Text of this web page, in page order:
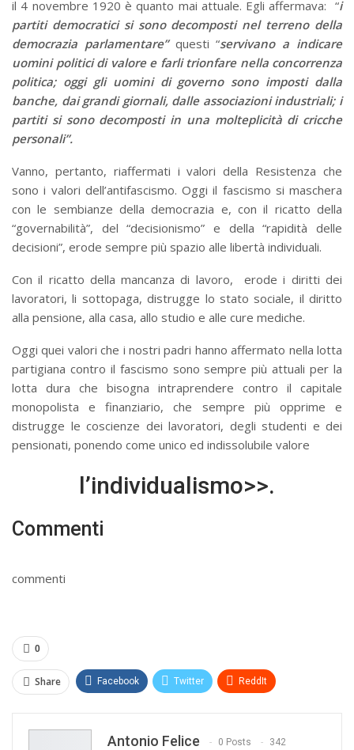
il 4 novembre 1920 è quanto mai attuale. Egli affermava: “i
partiti democratici si sono decomposti nel terreno della
democrazia parlamentare”questi “servivano a indicare
uomini politici di valore e farli trionfare nella concorrenza
politica; oggi gli uomini di governo sono imposti dalla
banche, dai grandi giornali, dalle associazioni industriali; i
partiti si sono decomposti in una molteplicità di cricche
personali”.
Vanno, pertanto, riaffermati i valori della Resistenza che
sono i valori dell’antifascismo. Oggi il fascismo si maschera
con le sembianze della democrazia e, con il ricatto della
“governabilità”, del “decisionismo” e della “rapidità delle
decisioni”, erode sempre più spazio alle libertà individuali.
Con il ricatto della mancanza di lavoro, erode i diritti dei
lavoratori, li sottopaga, distrugge lo stato sociale, il diritto
alla pensione, alla casa, allo studio e alle cure mediche.
Oggi quei valori che i nostri padri hanno affermato nella lotta
partigiana contro il fascismo sono sempre più attuali per la
lotta dura che bisogna intraprendere contro il capitale
monopolista e finanziario, che sempre più opprime e
distrugge le coscienze dei lavoratori, degli studenti e dei
pensionati, ponendo come unico ed indissolubile valore
l’individualismo>>.
Commenti
commenti
0
Share Facebook Twitter ReddIt
Antonio Felice 0 Posts 342